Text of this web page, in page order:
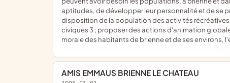
aptitudes, de développer leur personnalité et de se
disposition de la population des activités
civiques 3 ; proposer des actions d'animation
morale des habitants de brienne et de ses environs,
AMIS EMMAUS BRIENNE LE CHATEAU